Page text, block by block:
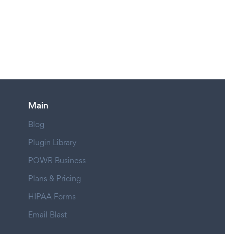
Main
Blog
Plugin Library
POWR Business
Plans & Pricing
HIPAA Forms
Email Blast